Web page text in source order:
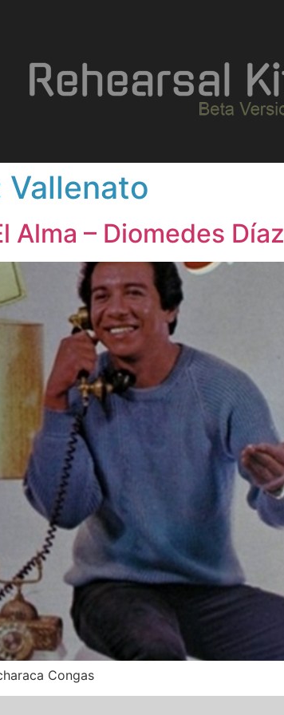
Vallenato
Alma – Diomedes Díaz
Congas